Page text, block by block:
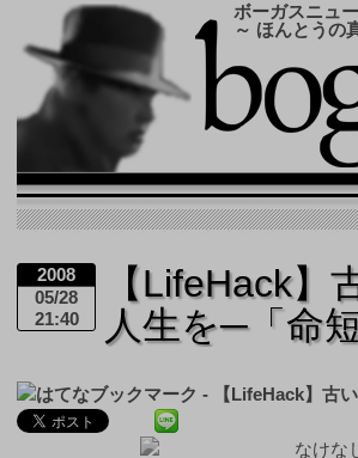
ボーガスニュ
～ ほんとうの
2008
05/28
21:40
【LifeHack
人生を─「命
なけな